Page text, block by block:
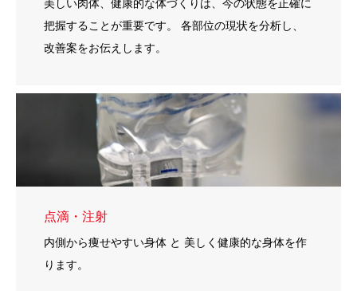
美しい肉体、健康的な体づくりは、今の状態を正確に
把握することが重要です。 各部位の現状を分析し、
改善案をお伝えします。
点滴・注射
内側から痩せやすい身体 と 美しく健康的な身体を作
ります。